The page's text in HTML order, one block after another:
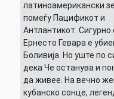
латиноамерикански
помеѓу Пацификот и
Антлантикот. Сигурно
Ернесто Гевара е
Боливија. Но уште по
дека Че останува и
да живее. На вечно
кубанско сонце,